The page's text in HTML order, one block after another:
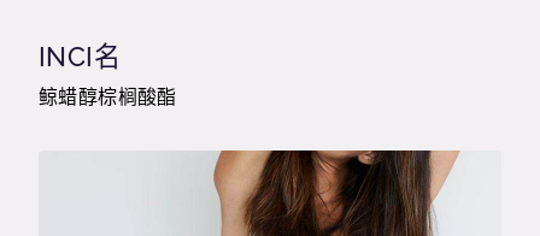
INCI名
鲸蜡醇棕榈酸酯